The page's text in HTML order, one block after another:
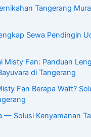
Tangerang
Sewa Pendingin
Misty Fan: Panduan
di Tangerang
Fan Berapa Watt?
— Solusi Kenyamanan